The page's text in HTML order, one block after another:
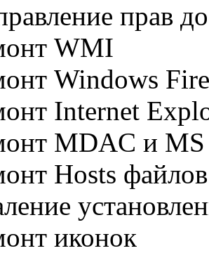
прав
WMI
Windows
Internet
MDAC и MS
Hosts файлов
иконок